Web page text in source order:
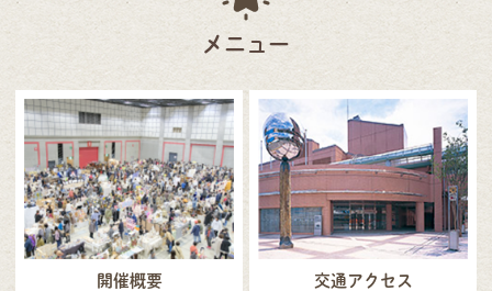
メニュー
開催概要 交通アクセス